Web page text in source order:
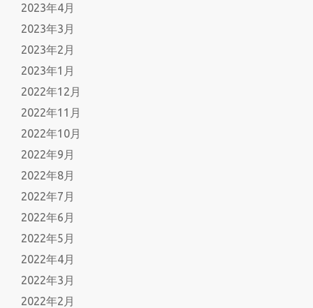
2023年4月
2023年3月
2023年2月
2023年1月
2022年12月
2022年11月
2022年10月
2022年9月
2022年8月
2022年7月
2022年6月
2022年5月
2022年4月
2022年3月
2022年2月